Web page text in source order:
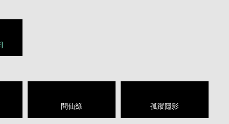
問仙籙 孤蹤隱影